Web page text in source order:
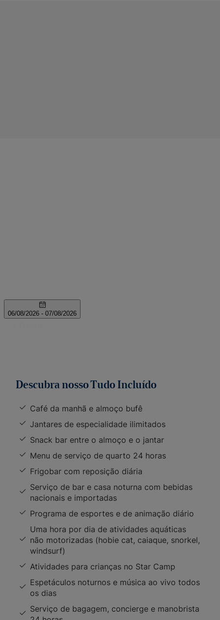
Descubra nosso Tudo Incluído
Café da manhã e almoço bufê
Jantares de especialidade ilimitados
Snack bar entre o almoço e o jantar
Menu de serviço de quarto 24 horas
Frigobar com reposição diária
Serviço de bar e casa noturna com bebidas
nacionais e importadas
Programa de esportes e de animação diário
Uma hora por dia de atividades aquáticas
não motorizadas (hobie cat, caiaque, snorkel,
windsurf)
Atividades para crianças no Star Camp
Espetáculos noturnos e música ao vivo todos
os dias
Serviço de bagagem, concierge e manobrista